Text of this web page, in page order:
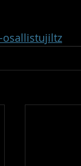
osallistujiltz